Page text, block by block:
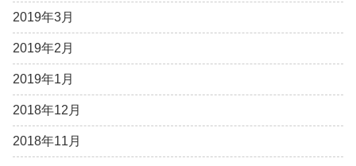
2019年3月
2019年2月
2019年1月
2018年12月
2018年11月